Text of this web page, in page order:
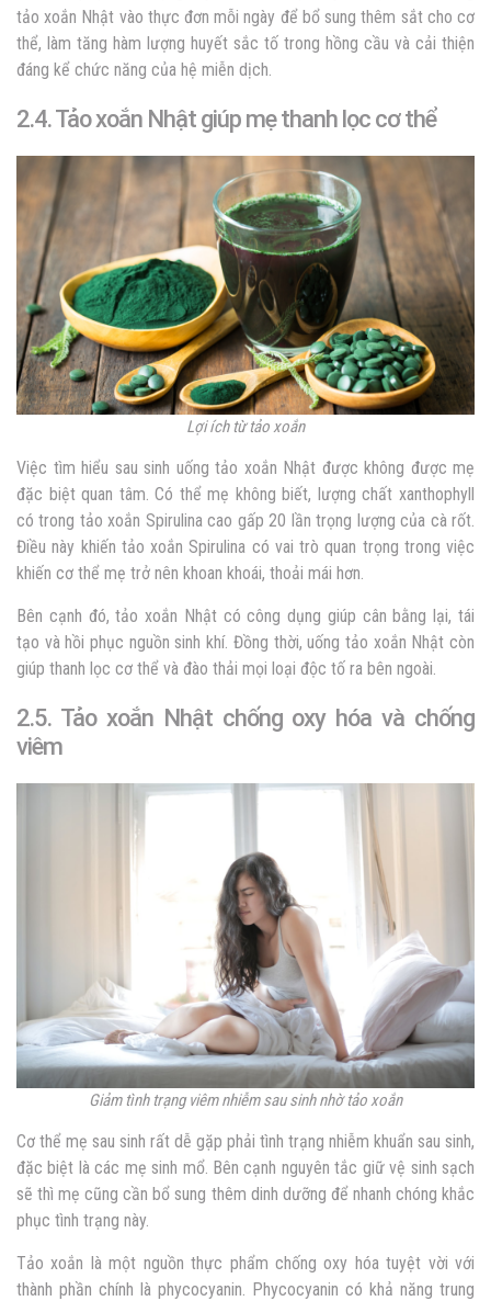
tảo xoắn Nhật vào thực đơn mỗi ngày để bổ sung thêm sắt cho cơ
thể, làm tăng hàm lượng huyết sắc tố trong hồng cầu và cải thiện
đáng kể chức năng của hệ miễn dịch.
2.4. Tảo xoắn Nhật giúp mẹ thanh lọc cơ thể
Lợi ích từ tảo xoắn
Việc tìm hiểu sau sinh uống tảo xoắn Nhật được không được mẹ
đặc biệt quan tâm. Có thể mẹ không biết, lượng chất xanthophyll
có trong tảo xoắn Spirulina cao gấp 20 lần trọng lượng của cà rốt.
Điều này khiến tảo xoắn Spirulina có vai trò quan trọng trong việc
khiến cơ thể mẹ trở nên khoan khoái, thoải mái hơn.
Bên cạnh đó, tảo xoắn Nhật có công dụng giúp cân bằng lại, tái
tạo và hồi phục nguồn sinh khí. Đồng thời, uống tảo xoắn Nhật còn
giúp thanh lọc cơ thể và đào thải mọi loại độc tố ra bên ngoài.
2.5. Tảo xoắn Nhật chống oxy hóa và chống
viêm
Giảm tình trạng viêm nhiễm sau sinh nhờ tảo xoắn
Cơ thể mẹ sau sinh rất dễ gặp phải tình trạng nhiễm khuẩn sau sinh,
đặc biệt là các mẹ sinh mổ. Bên cạnh nguyên tắc giữ vệ sinh sạch
sẽ thì mẹ cũng cần bổ sung thêm dinh dưỡng để nhanh chóng khắc
phục tình trạng này.
Tảo xoắn là một nguồn thực phẩm chống oxy hóa tuyệt vời với
thành phần chính là phycocyanin. Phycocyanin có khả năng trung